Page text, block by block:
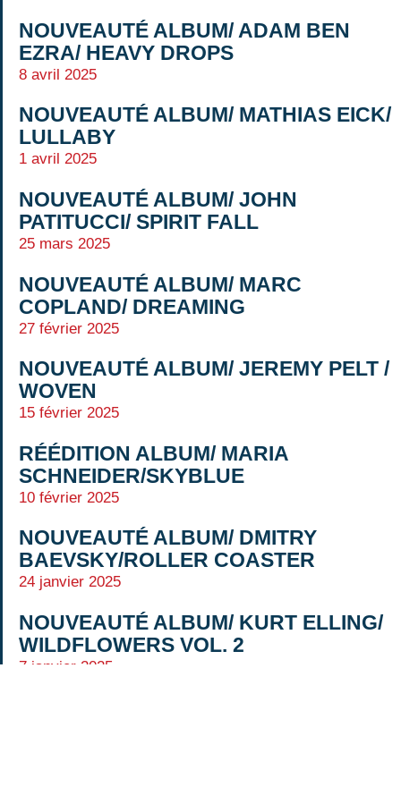
NOUVEAUTÉ ALBUM/ ADAM BEN
EZRA/ HEAVY DROPS
8 avril 2025
NOUVEAUTÉ ALBUM/ MATHIAS EICK/
LULLABY
1 avril 2025
NOUVEAUTÉ ALBUM/ JOHN
PATITUCCI/ SPIRIT FALL
25 mars 2025
NOUVEAUTÉ ALBUM/ MARC
COPLAND/ DREAMING
27 février 2025
NOUVEAUTÉ ALBUM/ JEREMY PELT /
WOVEN
15 février 2025
RÉÉDITION ALBUM/ MARIA
SCHNEIDER/SKYBLUE
10 février 2025
NOUVEAUTÉ ALBUM/ DMITRY
BAEVSKY/ROLLER COASTER
24 janvier 2025
NOUVEAUTÉ ALBUM/ KURT ELLING/
WILDFLOWERS VOL. 2
7 janvier 2025